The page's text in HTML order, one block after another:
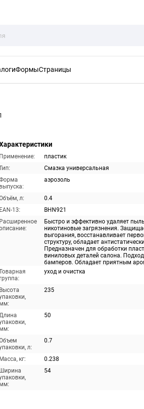
ФормыСтраницы
Применение:
пластик
Смазка универсальная
выпуска:
аэрозоль
л:
0.4
EAN-13:
BHN921
Расширенное
Быстро и эффективно удаляет
никотиновые загрязнения.
выгорания, восстанавливает
структуру, обладает
Предназначен для обработки
виниловых деталей салона.
бамперов. Обладает приятным
группа:
уход и очистка
Высота
мм:
235
мм:
50
л:
0.7
Масса, кг:
0.238
Ширина
мм:
54